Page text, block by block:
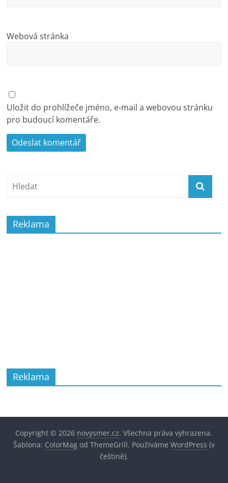
Webová stránka
Uložit do prohlížeče jméno, e-mail a webovou stránku
pro budoucí komentáře.
Reklama
Reklama
Copyright © 2026 novysmer.cz. Všechna práva vyhrazena.
Šablona: ColorMagod ThemeGrill. Používáme WordPress (v
češtině).